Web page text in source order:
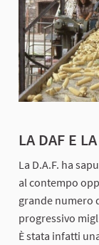
LA DAF E
La D.A.F. ha
al contempo
grande numero
progressivo
È stata infatti